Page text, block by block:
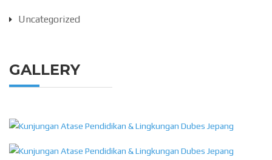
Uncategorized
GALLERY